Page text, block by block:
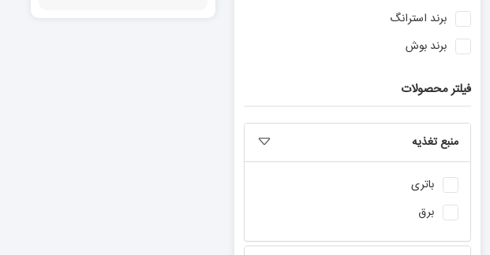
برند استرانگ
برند بوش
ان ای سی
برندهیوندای
برندآروا
برنددنلکس
برندویوارکس
برندماکیتا
فیلتر محصولات
منبع تغذیه
باتری
برق